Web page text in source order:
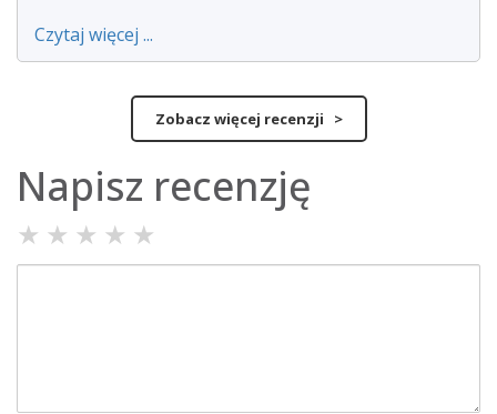
Czytaj więcej ...
Zobacz więcej recenzji >
Napisz recenzję
★ ★ ★ ★ ★